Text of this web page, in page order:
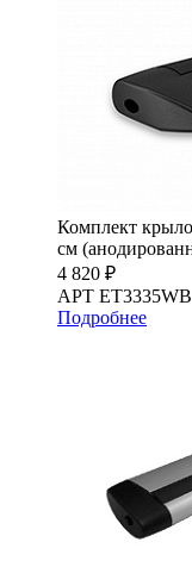
Комплект
см
4 820 ₽
АРТ ET3335WB
Подробнее